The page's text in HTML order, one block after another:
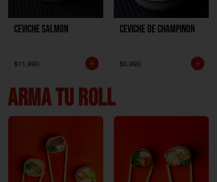
Ceviche Salmón
$11.990
Ceviche de Champiñon
$6.990
ARMA TU ROLL